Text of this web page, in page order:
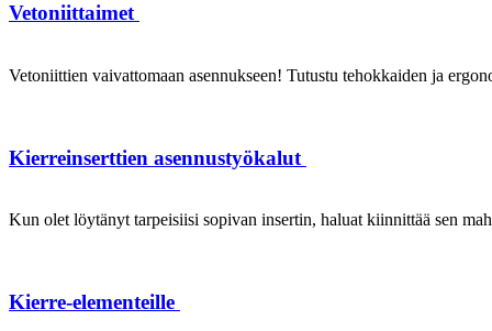
Vetoniittaimet
Vetoniittien vaivattomaan asennukseen! Tutustu tehokkaiden ja
Kierreinserttien asennustyökalut
Kun olet löytänyt tarpeisiisi sopivan insertin, haluat kiinnittää sen
Kierre-elementeille